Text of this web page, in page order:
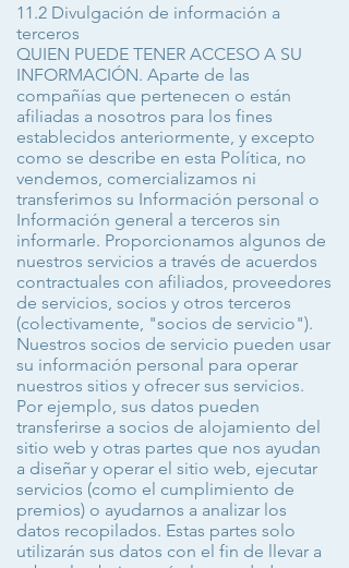
11.2 Divulgación de información a
terceros
QUIEN PUEDE TENER ACCESO A SU
INFORMACIÓN. Aparte de las
compañías que pertenecen o están
afiliadas a nosotros para los fines
establecidos anteriormente, y excepto
como se describe en esta Política, no
vendemos, comercializamos ni
transferimos su Información personal o
Información general a terceros sin
informarle. Proporcionamos algunos de
nuestros servicios a través de acuerdos
contractuales con afiliados, proveedores
de servicios, socios y otros terceros
(colectivamente, "socios de servicio").
Nuestros socios de servicio pueden usar
su información personal para operar
nuestros sitios y ofrecer sus servicios.
Por ejemplo, sus datos pueden
transferirse a socios de alojamiento del
sitio web y otras partes que nos ayudan
a diseñar y operar el sitio web, ejecutar
servicios (como el cumplimiento de
premios) o ayudarnos a analizar los
datos recopilados. Estas partes solo
utilizarán sus datos con el fin de llevar a